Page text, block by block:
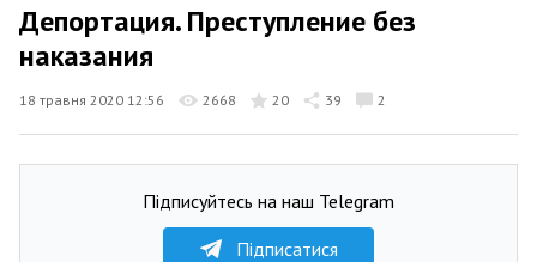
Депортация. Преступление без
наказания
18 травня 2020 12:56 2668 20 39 2
Підписуйтесь на наш Telegram
Підписатися